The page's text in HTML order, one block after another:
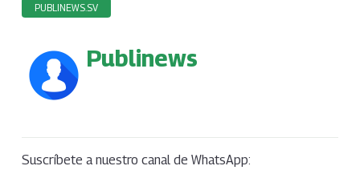
PUBLINEWS.SV
Publinews
Suscríbete a nuestro canal de WhatsApp: